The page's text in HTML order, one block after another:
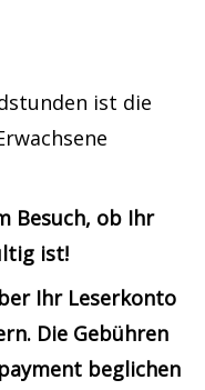
ist die
Besuch, ob Ihr
ist!
Ihr Leserkonto
Die Gebühren
beglichen